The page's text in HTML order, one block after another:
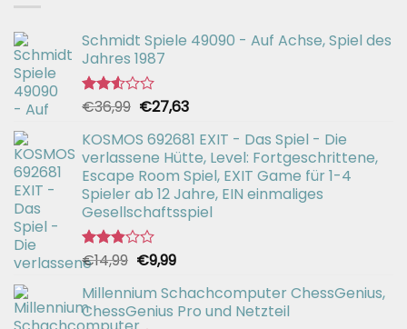
Schmidt Spiele 49090 - Auf Achse, Spiel des
Jahres 1987
Bewertet
2.51
von 5
€36,99 Ursprünglicher
war:
€36,99
€27,63Aktueller
ist:
€27,63.
KOSMOS 692681 EXIT - Das Spiel - Die
verlassene Hütte, Level: Fortgeschrittene,
Escape Room Spiel, EXIT Game für 1-4
Spieler ab 12 Jahre, EIN einmaliges
Gesellschaftsspiel
Bewertet
mit
2.82
von 5
€14,99 Ursprünglicher
war:
€14,99
€9,99Aktueller
ist:
€9,99.
Millennium Schachcomputer ChessGenius,
ChessGenius Pro und Netzteil